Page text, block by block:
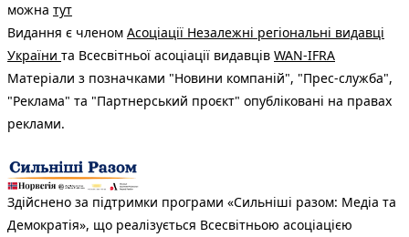
можна тут
Видання є членом Асоціації Незалежні регіональні видавці
України та Всесвітньої асоціації видавців WAN-IFRA
Матеріали з позначками "Новини компаній", "Прес-служба",
"Реклама" та "Партнерський проєкт" опубліковані на правах
реклами.
Здійснено за підтримки програми «Сильніші разом: Медіа та
Демократія», що реалізується Всесвітньою асоціацією